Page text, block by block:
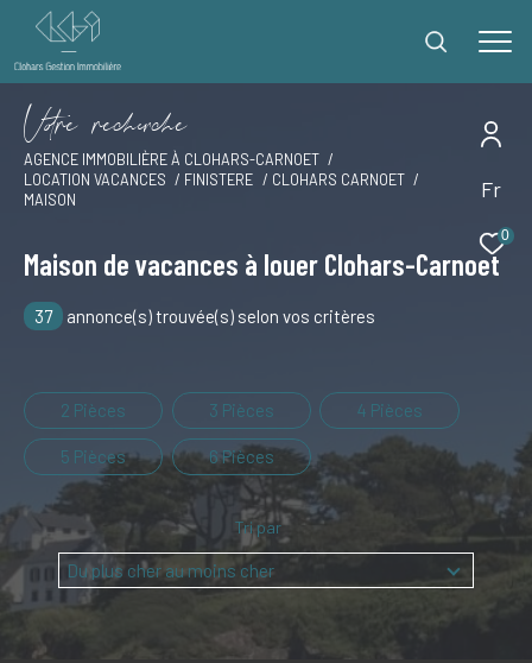
Fr
0
Vore recece
AGENCE IMMOBILIÈRE À CLOHARS-CARNOET
LOCATION VACANCES
FINISTERE
CLOHARS CARNOET
MAISON
Maison de vacances à louer Clohars-Carnoet
37 annonce(s) trouvée(s) selon vos critères
2 Pièces 3 Pièces 4 Pièces
5 Pièces 6 Pièces
Tri par
Du plus cher au moins cher
Effectuer une recherche
Type
d'offre
Offres locations vacances
de
bien
Type de bien
Ville
Budget
Budget
Surface